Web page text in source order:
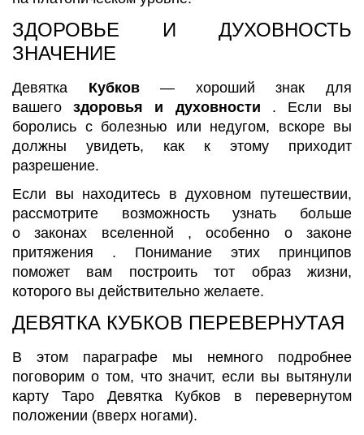
ЗДОРОВЬЕ И ДУХОВНОСТЬ
ЗНАЧЕНИЕ
Девятка Кубков— хороший знак для
вашегоздоровья и духовности . Если вы
боролись с болезнью или недугом, вскоре вы
должны увидеть, как к этому приходит
разрешение.
Если вы находитесь в духовном путешествии,
рассмотрите возможность узнать больше
о законах вселенной , особенно о законе
притяжения . Понимание этих принципов
поможет вам построить тот образ жизни,
которого вы действительно желаете.
ДЕВЯТКА КУБКОВ ПЕРЕВЕРНУТАЯ
В этом параграфе мы немного подробнее
поговорим о том, что значит, если вы вытянули
карту Таро Девятка Кубков в перевернутом
положении (вверх ногами).